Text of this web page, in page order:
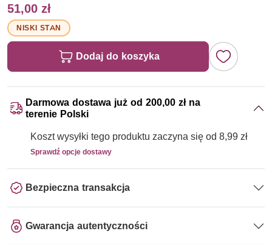
51,00 zł
NISKI STAN
Dodaj do koszyka
Darmowa dostawa już od 200,00 zł na
terenie Polski
Koszt wysyłki tego produktu zaczyna się od 8,99 zł
Sprawdź opcje dostawy
Bezpieczna transakcja
Gwarancja autentyczności